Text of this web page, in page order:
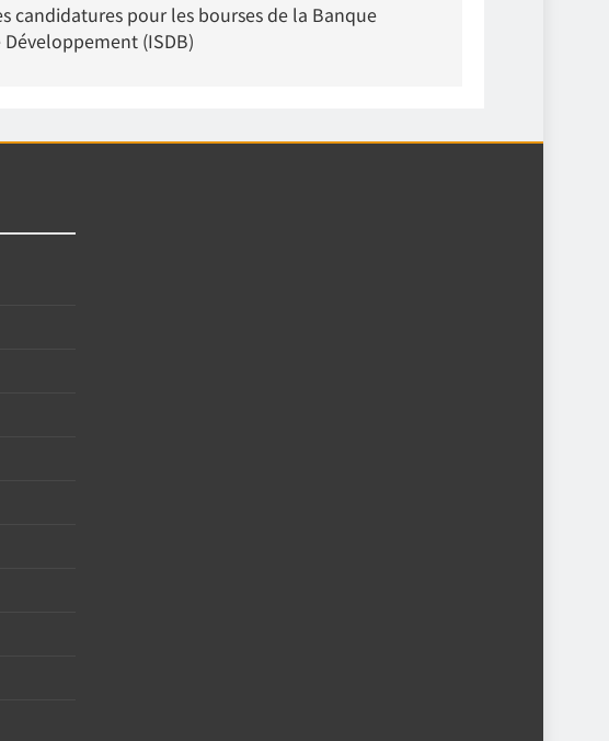
candidatures pour les bourses de la Banque
(ISDB)